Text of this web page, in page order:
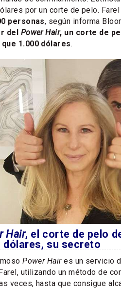
por un corte de pelo. Farel
personas, según informa
del Power Hair, un corte de
1.000 dólares.
Hair, el corte de pelo
dólares, su secreto
Power Haires un servicio
utilizando un método de
veces, hasta que consigue